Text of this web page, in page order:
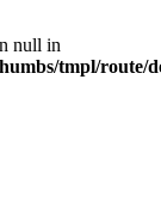
null in
tmpl/route/